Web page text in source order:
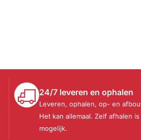
24/7 leveren en ophalen
Leveren, ophalen, op- en
Het kan allemaal. Zelf afhalen
mogelijk.